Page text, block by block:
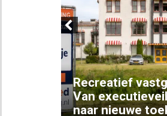
Previous
Recreatief
Van
naar nieuwe